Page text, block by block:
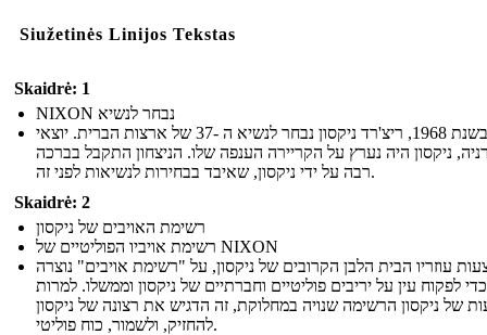
Siužetinės Linijos Tekstas
Skaidrė: 1
NIXON נבחר לנשיא
בשנת 1968, ריצ'רד ניקסון נבחר לנשיא ה -37 של ארצות הברית. יוצאי
ניקסון היה נערץ על הקריירה הענפה שלו. הניצחון התקבל בברכה
רבה על ידי ניקסון, שאיבד בבחירות לנשיאות לפני זה.
Skaidrė: 2
רשימת האויבים של ניקסון
רשימת אויביו הפוליטיים של NIXON
עוזריו הבית הלבן הקרובים של ניקסון, על "רשימת אויבים" נוצרה
כדי לפקוח עין על יריבים פוליטיים וחברתיים של ניקסון וממשלו. למרות
של ניקסון הרשימה שנויה במחלוקת, זה הדגיש את רצונה של ניקסון
להחזיק, ולשמור, כוח פוליטי.